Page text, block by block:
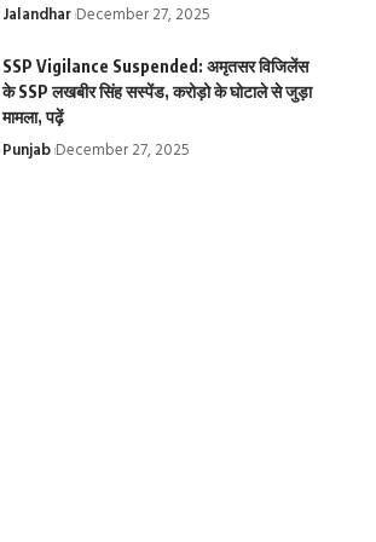
Jalandhar December 27, 2025
SSP Vigilance Suspended: अमृतसर विजिलेंस
के SSP लखबीर सिंह सस्पेंड, करोड़ो के घोटाले से जुड़ा
मामला, पढ़ें
Punjab December 27, 2025